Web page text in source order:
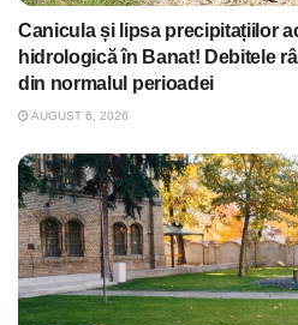
Canicula și lipsa precipitațiilor
hidrologică în Banat! Debitele
din normalul perioadei
AUGUST 6, 2026